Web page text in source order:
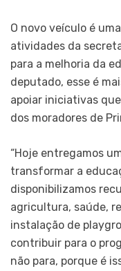
O novo veículo é
atividades da
para a melhoria da
deputado, esse é
apoiar iniciativas
dos moradores de
“Hoje entregamos
transformar a
disponibilizamos
agricultura, saúde,
instalação de
contribuir para o
não para, porque é